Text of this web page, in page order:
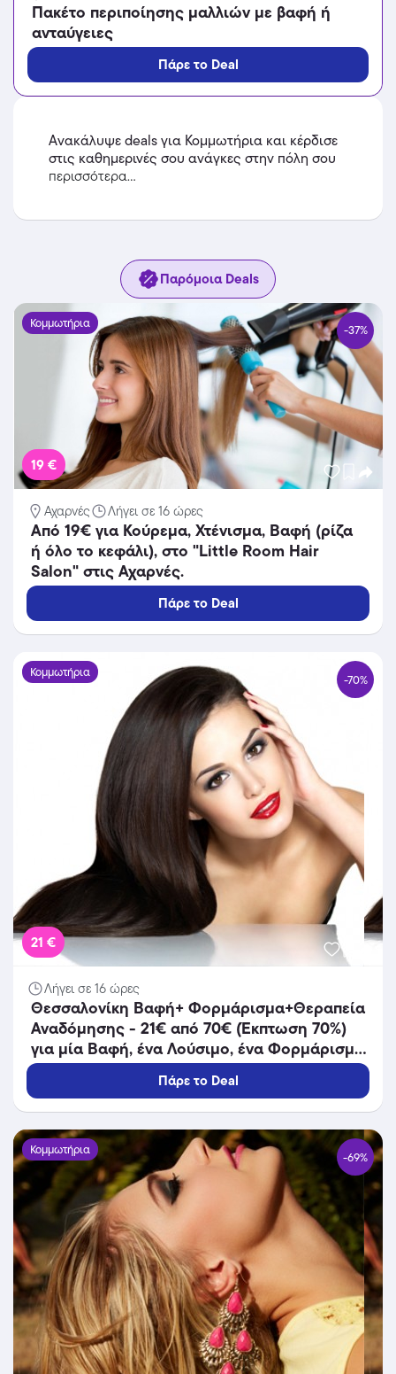
Πακέτο περιποίησης μαλλιών με βαφή ή
ανταύγειες
Πάρε το Deal
Ανακάλυψε deals για Κομμωτήρια και κέρδισε
στις καθημερινές σου ανάγκες στην πόλη σου
περισσότερα...
Παρόμοια Deals
Κομμωτήρια -37%
19 €
Αχαρνές Λήγει σε 16 ώρες
Από 19€ για Κούρεμα, Χτένισμα, Βαφή (ρίζα
ή όλο το κεφάλι), στο "Little Room Hair
Salon" στις Αχαρνές.
Πάρε το Deal
Κομμωτήρια -70%
21 €
Λήγει σε 16 ώρες
Θεσσαλονίκη Βαφή+ Φορμάρισμα+Θεραπεία
Αναδόμησης - 21€ από 70€ (Έκπτωση 70%)
για μία Βαφή, ένα Λούσιμο, ένα Φορμάρισμα
και μία Θεραπεία Ενυδάτωσης και
Αναδόμησης των μαλλιών Loreal Vitamino
Color, από το κομμωτήριο «Hair Shine» στη
Θεσσαλονίκη!
Πάρε το Deal
Κομμωτήρια -69%